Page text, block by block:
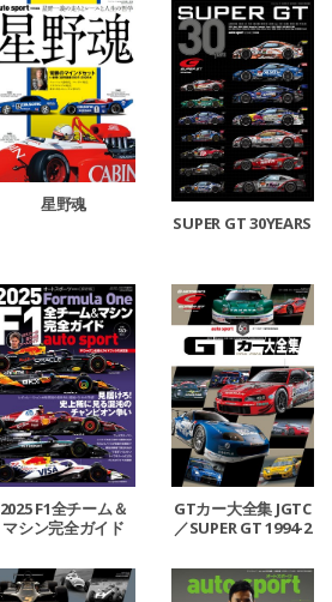
星野魂
SUPER GT 30YEARS
2025 F1全チーム＆
マシン完全ガイド
GTカー大全集 JGTC
／SUPER GT 1994-2